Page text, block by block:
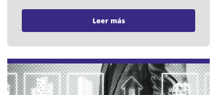
Leer más